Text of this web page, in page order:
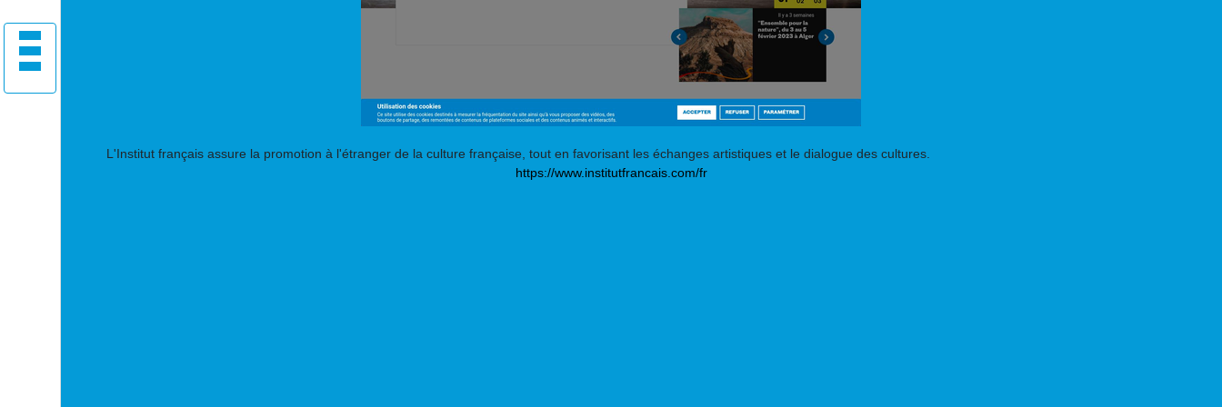
L'Institut français assure la promotion à l'étranger de la culture française, tout en favorisant les échanges artistiques et le dialogue des cultures.
https://www.institutfrancais.com/fr